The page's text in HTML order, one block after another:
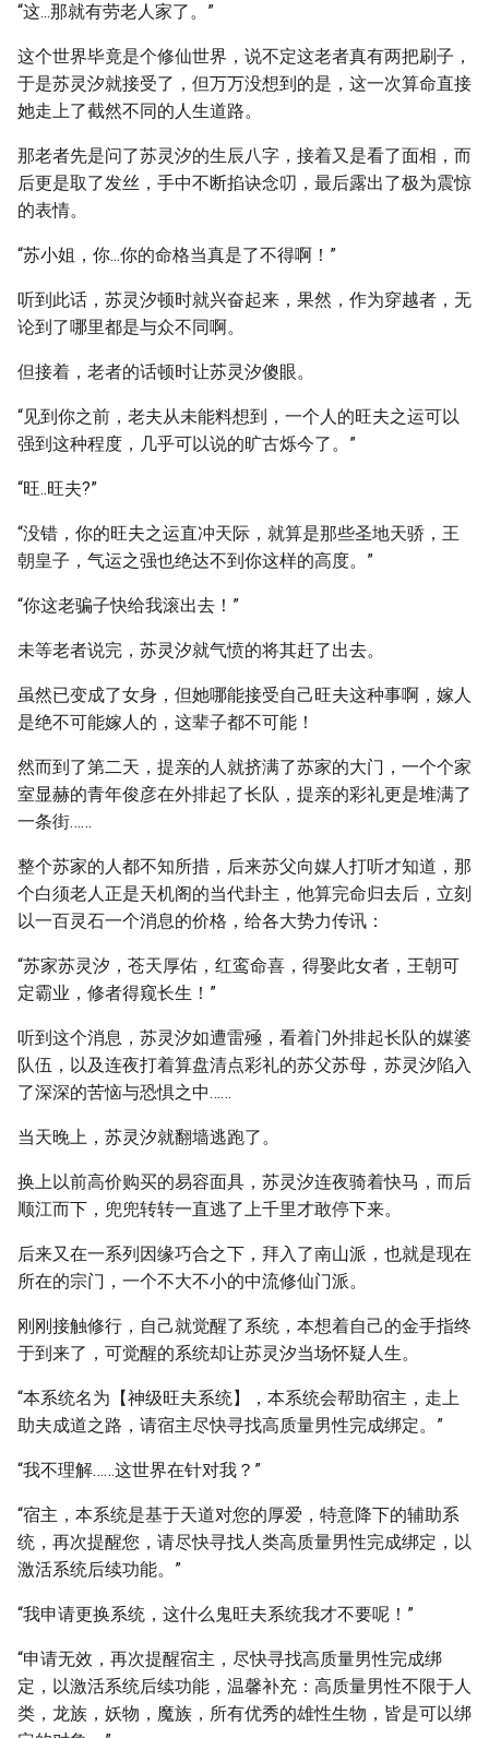
“这...那就有劳老人家了。”
这个世界毕竟是个修仙世界，说不定这老者真有两把刷子，
于是苏灵汐就接受了，但万万没想到的是，这一次算命直接
她走上了截然不同的人生道路。
那老者先是问了苏灵汐的生辰八字，接着又是看了面相，而
后更是取了发丝，手中不断掐诀念叨，最后露出了极为震惊
的表情。
“苏小姐，你...你的命格当真是了不得啊！”
听到此话，苏灵汐顿时就兴奋起来，果然，作为穿越者，无
论到了哪里都是与众不同啊。
但接着，老者的话顿时让苏灵汐傻眼。
“见到你之前，老夫从未能料想到，一个人的旺夫之运可以
强到这种程度，几乎可以说的旷古烁今了。”
“旺..旺夫?”
“没错，你的旺夫之运直冲天际，就算是那些圣地天骄，王
朝皇子，气运之强也绝达不到你这样的高度。”
“你这老骗子快给我滚出去！”
未等老者说完，苏灵汐就气愤的将其赶了出去。
虽然已变成了女身，但她哪能接受自己旺夫这种事啊，嫁人
是绝不可能嫁人的，这辈子都不可能！
然而到了第二天，提亲的人就挤满了苏家的大门，一个个家
室显赫的青年俊彦在外排起了长队，提亲的彩礼更是堆满了
一条街……
整个苏家的人都不知所措，后来苏父向媒人打听才知道，那
个白须老人正是天机阁的当代卦主，他算完命归去后，立刻
以一百灵石一个消息的价格，给各大势力传讯：
“苏家苏灵汐，苍天厚佑，红鸾命喜，得娶此女者，王朝可
定霸业，修者得窥长生！”
听到这个消息，苏灵汐如遭雷殛，看着门外排起长队的媒婆
队伍，以及连夜打着算盘清点彩礼的苏父苏母，苏灵汐陷入
了深深的苦恼与恐惧之中……
当天晚上，苏灵汐就翻墙逃跑了。
换上以前高价购买的易容面具，苏灵汐连夜骑着快马，而后
顺江而下，兜兜转转一直逃了上千里才敢停下来。
后来又在一系列因缘巧合之下，拜入了南山派，也就是现在
所在的宗门，一个不大不小的中流修仙门派。
刚刚接触修行，自己就觉醒了系统，本想着自己的金手指终
于到来了，可觉醒的系统却让苏灵汐当场怀疑人生。
“本系统名为【神级旺夫系统】，本系统会帮助宿主，走上
助夫成道之路，请宿主尽快寻找高质量男性完成绑定。”
“我不理解……这世界在针对我？”
“宿主，本系统是基于天道对您的厚爱，特意降下的辅助系
统，再次提醒您，请尽快寻找人类高质量男性完成绑定，以
激活系统后续功能。”
“我申请更换系统，这什么鬼旺夫系统我才不要呢！”
“申请无效，再次提醒宿主，尽快寻找高质量男性完成绑
定，以激活系统后续功能，温馨补充：高质量男性不限于人
类，龙族，妖物，魔族，所有优秀的雄性生物，皆是可以绑